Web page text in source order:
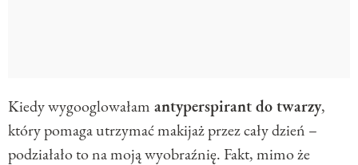
Kiedy wygooglowałam antyperspirant do twarzy,
który pomaga utrzymać makijaż przez cały dzień –
podziałało to na moją wyobraźnię. Fakt, mimo że